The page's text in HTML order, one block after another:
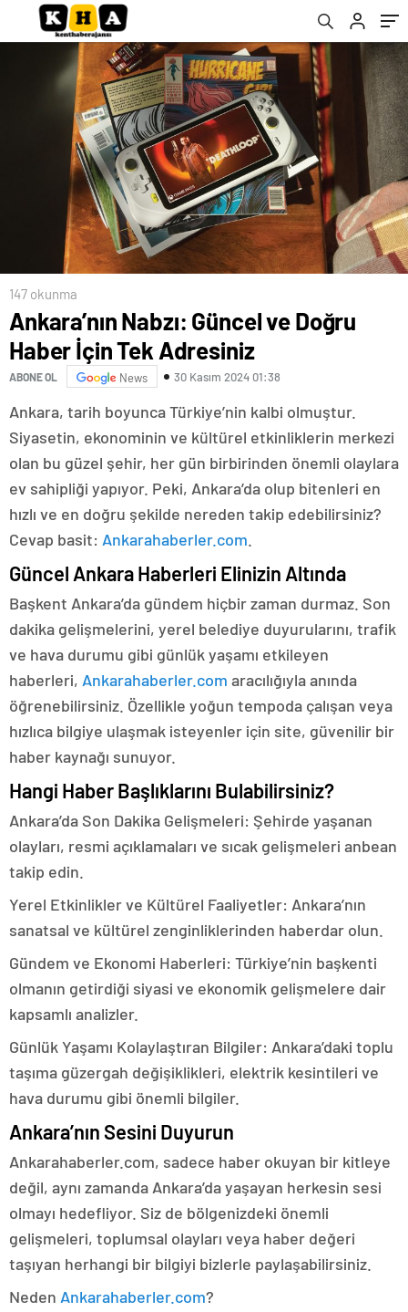
147 okunma
Ankara’nın Nabzı: Güncel ve Doğru
Haber İçin Tek Adresiniz
ABONE OL News 30 Kasım 2024 01:38
Ankara, tarih boyunca Türkiye’nin kalbi olmuştur.
Siyasetin, ekonominin ve kültürel etkinliklerin merkezi
olan bu güzel şehir, her gün birbirinden önemli olaylara
ev sahipliği yapıyor. Peki, Ankara’da olup bitenleri en
hızlı ve en doğru şekilde nereden takip edebilirsiniz?
Cevap basit: Ankarahaberler.com
Güncel Ankara Haberleri Elinizin Altında
Başkent Ankara’da gündem hiçbir zaman durmaz. Son
dakika gelişmelerini, yerel belediye duyurularını, trafik
ve hava durumu gibi günlük yaşamı etkileyen
haberleri, Ankarahaberler.com aracılığıyla anında
öğrenebilirsiniz. Özellikle yoğun tempoda çalışan veya
hızlıca bilgiye ulaşmak isteyenler için site, güvenilir bir
haber kaynağı sunuyor.
Hangi Haber Başlıklarını Bulabilirsiniz?
Ankara’da Son Dakika Gelişmeleri: Şehirde yaşanan
olayları, resmi açıklamaları ve sıcak gelişmeleri anbean
takip edin.
Yerel Etkinlikler ve Kültürel Faaliyetler: Ankara’nın
sanatsal ve kültürel zenginliklerinden haberdar olun.
Gündem ve Ekonomi Haberleri: Türkiye’nin başkenti
olmanın getirdiği siyasi ve ekonomik gelişmelere dair
kapsamlı analizler.
Günlük Yaşamı Kolaylaştıran Bilgiler: Ankara’daki toplu
taşıma güzergah değişiklikleri, elektrik kesintileri ve
hava durumu gibi önemli bilgiler.
Ankara’nın Sesini Duyurun
Ankarahaberler.com, sadece haber okuyan bir kitleye
değil, aynı zamanda Ankara’da yaşayan herkesin sesi
olmayı hedefliyor. Siz de bölgenizdeki önemli
gelişmeleri, toplumsal olayları veya haber değeri
taşıyan herhangi bir bilgiyi bizlerle paylaşabilirsiniz.
Neden Ankarahaberler.com?